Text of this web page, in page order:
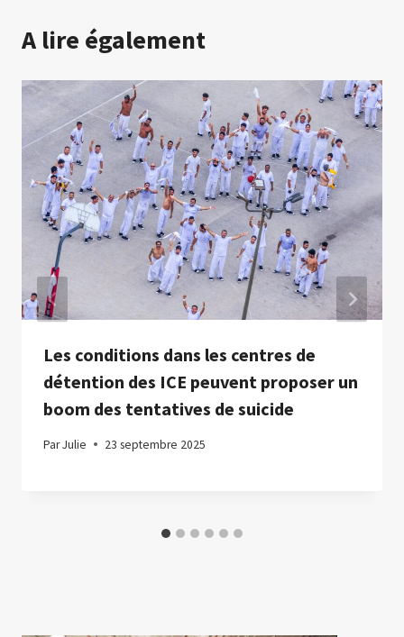
A lire également
Les conditions dans les centres de
détention des ICE peuvent proposer un
boom des tentatives de suicide
ParJulie 23 septembre 2025